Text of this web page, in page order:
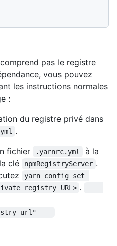
pas le registre
vous pouvez
les instructions normales
:
du registre privé dans
.
fichier
.yarnrc.yml
à la
clé
npmRegistryServer .
yarn config set
registry URL> .